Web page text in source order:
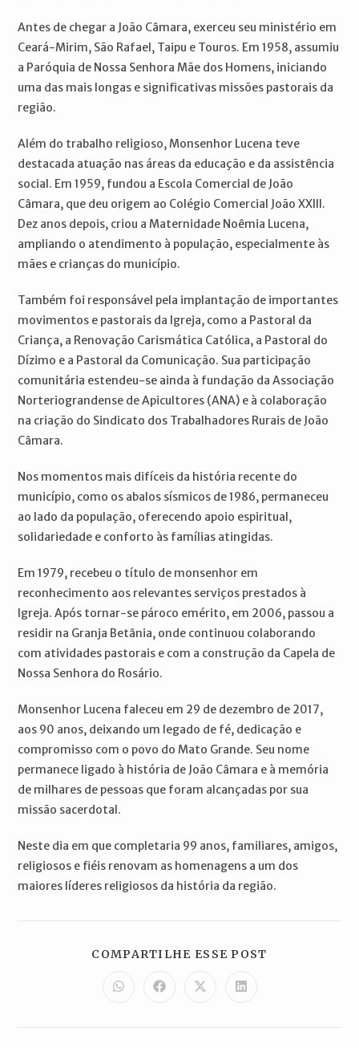
Antes de chegar a João Câmara, exerceu seu ministério em
Ceará-Mirim, São Rafael, Taipu e Touros. Em 1958, assumiu
a Paróquia de Nossa Senhora Mãe dos Homens, iniciando
uma das mais longas e significativas missões pastorais da
região.
Além do trabalho religioso, Monsenhor Lucena teve
destacada atuação nas áreas da educação e da assistência
social. Em 1959, fundou a Escola Comercial de João
Câmara, que deu origem ao Colégio Comercial João XXIII.
Dez anos depois, criou a Maternidade Noêmia Lucena,
ampliando o atendimento à população, especialmente às
mães e crianças do município.
Também foi responsável pela implantação de importantes
movimentos e pastorais da Igreja, como a Pastoral da
Criança, a Renovação Carismática Católica, a Pastoral do
Dízimo e a Pastoral da Comunicação. Sua participação
comunitária estendeu-se ainda à fundação da Associação
Norteriograndense de Apicultores (ANA) e à colaboração
na criação do Sindicato dos Trabalhadores Rurais de João
Câmara.
Nos momentos mais difíceis da história recente do
município, como os abalos sísmicos de 1986, permaneceu
ao lado da população, oferecendo apoio espiritual,
solidariedade e conforto às famílias atingidas.
Em 1979, recebeu o título de monsenhor em
reconhecimento aos relevantes serviços prestados à
Igreja. Após tornar-se pároco emérito, em 2006, passou a
residir na Granja Betânia, onde continuou colaborando
com atividades pastorais e com a construção da Capela de
Nossa Senhora do Rosário.
Monsenhor Lucena faleceu em 29 de dezembro de 2017,
aos 90 anos, deixando um legado de fé, dedicação e
compromisso com o povo do Mato Grande. Seu nome
permanece ligado à história de João Câmara e à memória
de milhares de pessoas que foram alcançadas por sua
missão sacerdotal.
Neste dia em que completaria 99 anos, familiares, amigos,
religiosos e fiéis renovam as homenagens a um dos
maiores líderes religiosos da história da região.
COMPARTILHE ESSE POST
Abre
em
nova
Abre
em
nova
Abre
em
nova
Abre
em
nova